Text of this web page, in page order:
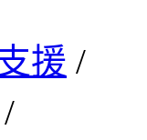
援 /
/